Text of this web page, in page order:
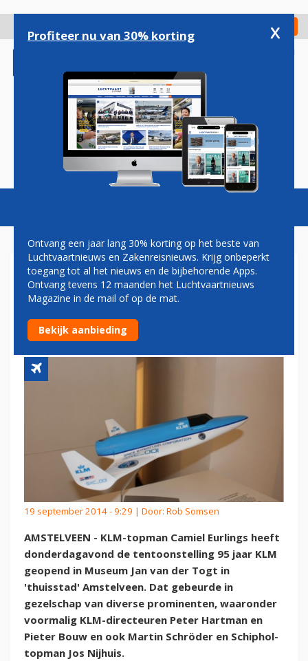
gaan
Check in
Magazine Podcasts Vacatures
CAMIEL EURLINGS OPENT
TENTOONSTELLING '95 JAAR
KLM'
19 september 2014 - 9:29 | Door: Rob Somsen
AMSTELVEEN - KLM-topman Camiel Eurlings heeft
donderdagavond de tentoonstelling 95 jaar KLM
geopend in Museum Jan van der Togt in
'thuisstad' Amstelveen. Dat gebeurde in
gezelschap van diverse prominenten, waaronder
voormalig KLM-directeuren Peter Hartman en
Pieter Bouw en ook Martin Schröder en Schiphol-
topman Jos Nijhuis.
Profiteer nu van 30% korting x
Ontvang een jaar lang 30% korting op het beste van
Luchtvaartnieuws en Zakenreisnieuws. Krijg onbeperkt
toegang tot al het nieuws en de bijbehorende Apps.
Ontvang tevens 12 maanden het Luchtvaartnieuws
Magazine in de mail of op de mat.
Bekijk aanbieding